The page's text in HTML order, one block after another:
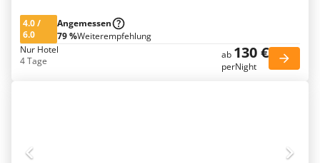
4.0/
6.0
Angemessen
79 %Weiterempfehlung
Nur Hotel
4 Tage
ab 130 €
perNight